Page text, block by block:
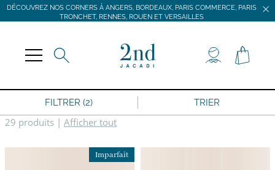
DÉCOUVREZ NOS CORNERS À ANGERS, BORDEAUX, PARIS COMMERCE, PARIS
TRONCHET, RENNES, ROUEN ET VERSAILLES
DÉCOUVREZ NOS CORNERS À ANGERS, BORDEAUX, PARIS COMMERCE, PARIS
TRONCHET, RENNES, ROUEN ET VERSAILLES
FILTRER (2) TRIER
29 produits | Afficher tout
Imparfait